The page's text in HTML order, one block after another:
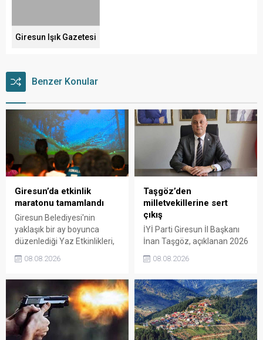
Giresun Işık Gazetesi
Benzer Konular
Giresun’da etkinlik
maratonu tamamlandı
Giresun Belediyesi'nin
yaklaşık bir ay boyunca
düzenlediği Yaz Etkinlikleri,
sanat ve eğlenceyle
organizasyonun ardından
Kadın El Emeği Pazarı'nın
süresi de 16 Ağustos'a
kadar uzatıldı.
08.08.2026
Taşgöz’den
milletvekillerine sert
çıkış
İYİ Parti Giresun İl Başkanı
İnan Taşgöz, açıklanan 2026
üzerinden iktidar
eleştirdi. Taşgöz, üreticinin
emeğinin karşılığını
alamadığını savunarak,
Giresun milletvekillerini
sessiz kalmakla suçladı.
08.08.2026